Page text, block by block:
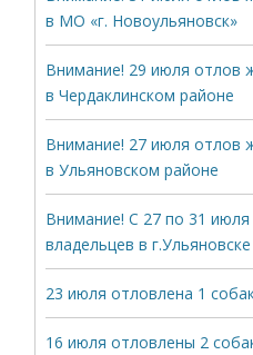
в МО «г. Новоульяновск»
Внимание! 29 июля отлов
в Чердаклинском районе
Внимание! 27 июля отлов
в Ульяновском районе
Внимание! С 27 по 31
владельцев в г.Ульяновске
23 июля отловлена 1
16 июля отловлены 2